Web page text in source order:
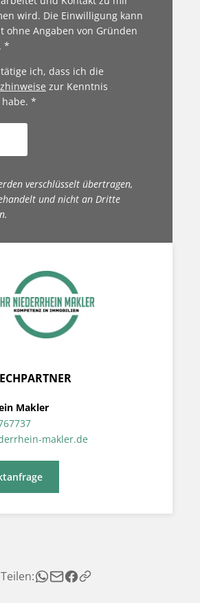
wird. Die Einwilligung kann
ohne Angaben von Gründen
*
ich, dass ich die
zur Kenntnis
*
verschlüsselt übertragen,
und nicht an Dritte
Makler
makler.de
Teilen: